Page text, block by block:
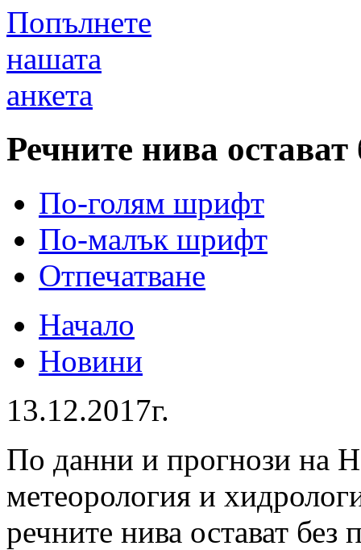
Попълнете
нашата
анкета
Речните нива
По-голям шрифт
По-малък шрифт
Отпечатване
Начало
Новини
13.12.2017г.
По данни и прогнози на
метеорология и
речните нива остават без